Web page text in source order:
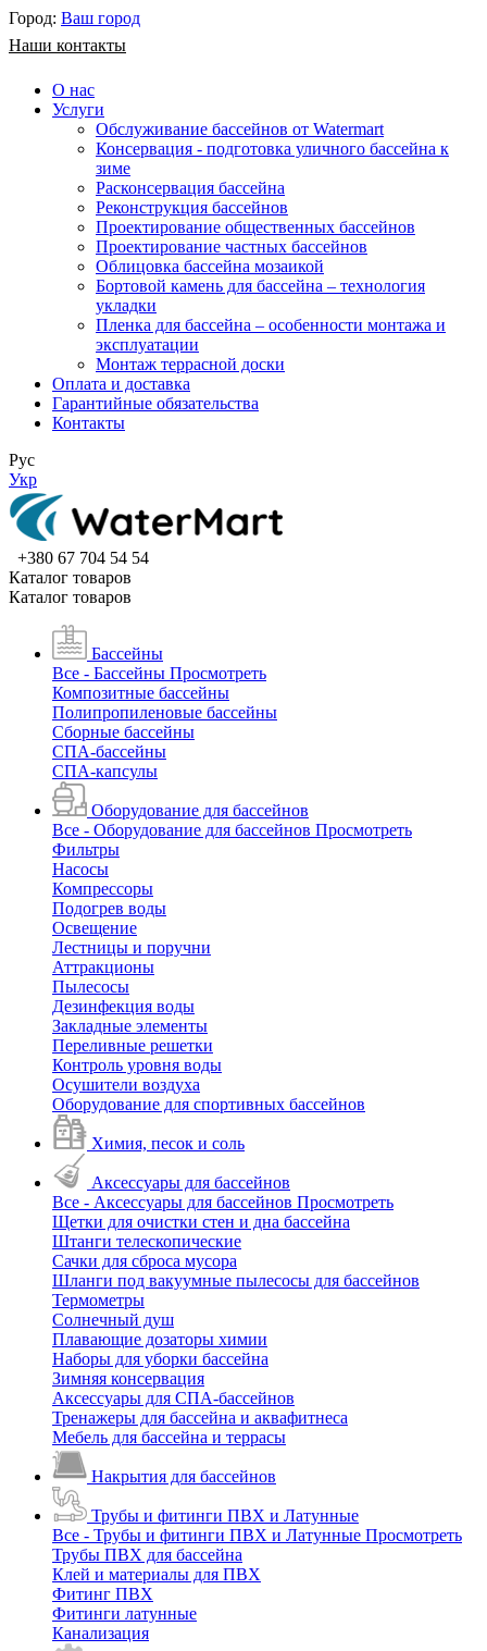
Город: Ваш город
Наши контакты
О нас
Услуги
Обслуживание бассейнов от Watermart
Консервация - подготовка уличного бассейна к
зиме
Расконсервация бассейна
Реконструкция бассейнов
Проектирование общественных бассейнов
Проектирование частных бассейнов
​Облицовка бассейна мозаикой
Бортовой камень для бассейна – технология
укладки
Пленка для бассейна – особенности монтажа и
эксплуатации
Монтаж террасной доски
Оплата и доставка
Гарантийные обязательства
Контакты
Рус
Укр
+380 67 704 54 54
Каталог товаров
Каталог товаров
Бассейны
Все - Бассейны Просмотреть
Композитные бассейны
Полипропиленовые бассейны
Сборные бассейны
СПА-бассейны
СПА-капсулы
Оборудование для бассейнов
Все - Оборудование для бассейнов Просмотреть
Фильтры
Насосы
Компрессоры
Подогрев воды
Освещение
Лестницы и поручни
Аттракционы
Пылесосы
Дезинфекция воды
Закладные элементы
Переливные решетки
Контроль уровня воды
Осушители воздуха
Оборудование для спортивных бассейнов
Химия, песок и соль
Аксессуары для бассейнов
Все - Аксессуары для бассейнов Просмотреть
Щетки для очистки стен и дна бассейна
Штанги телескопические
Сачки для сброса мусора
Шланги под вакуумные пылесосы для бассейнов
Термометры
Солнечный душ
Плавающие дозаторы химии
Наборы для уборки бассейна
Зимняя консервация
Аксессуары для СПА-бассейнов
Тренажеры для бассейна и аквафитнеса
Мебель для бассейна и террасы
Накрытия для бассейнов
Трубы и фитинги ПВХ и Латунные
Все - Трубы и фитинги ПВХ и Латунные Просмотреть
Трубы ПВХ для бассейна
Клей и материалы для ПВХ
Фитинг ПВХ
Фитинги латунные
Канализация